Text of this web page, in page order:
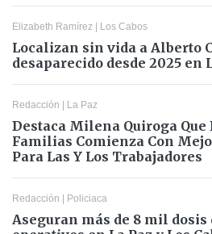
Elizabeth Ramírez Los Cabos
Localizan sin vida a Alberto
desaparecido desde 2025 en
Redacción La Paz
Destaca Milena Quiroga Que
Familias Comienza Con
Para Las Y Los Trabajadores
Redacción Policiaca
Aseguran más de 8 mil dosis